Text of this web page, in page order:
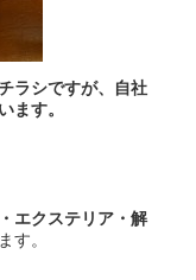
ラシですが、自社
ます。
エクステリア・解
す。